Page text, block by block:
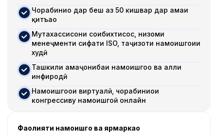
Чорабиниҳо дар беш аз 50 кишвар дар ҳамаи
қитъаҳо
Мутахассисони соҳибихтисос, низоми
менеҷменти сифати ISO, таҷҳизоти намоишгоҳии
худӣ
Ташкили ҳамаҷонибаи намоишгоҳҳо ва ҳалли
инфиродӣ
Намоишгоҳҳои виртуалӣ, чорабиниҳои
конгрессиву намоишгоҳӣ онлайн
Фаолияти намоишгоҳ ва ярмаркаҳо